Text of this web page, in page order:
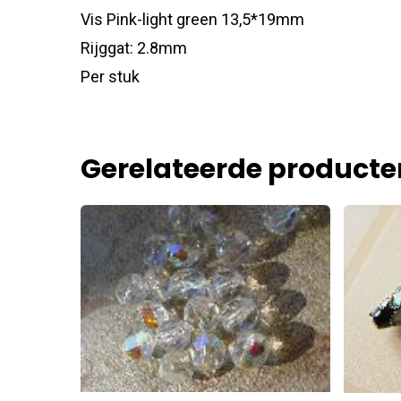
Vis Pink-light green 13,5*19mm
Rijggat: 2.8mm
Per stuk
Gerelateerde